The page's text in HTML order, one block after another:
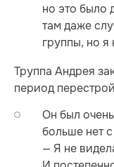
но это было
там даже
группы, но я
Труппа Андрея
период
Он был
больше нет
— Я не